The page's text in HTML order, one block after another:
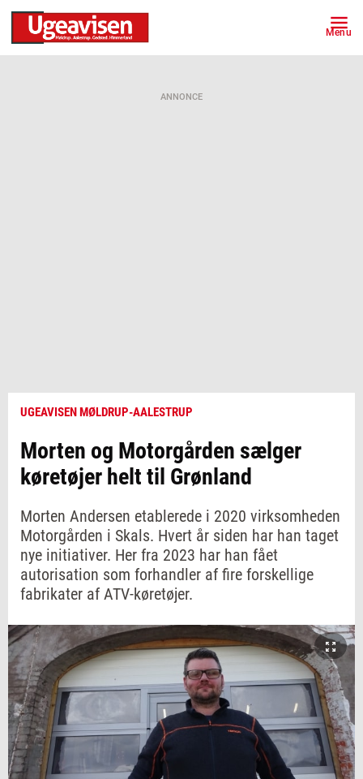
Menu
ANNONCE
UGEAVISEN MØLDRUP-AALESTRUP
Morten og Motorgården sælger
køretøjer helt til Grønland
Morten Andersen etablerede i 2020 virksomheden
Motorgården i Skals. Hvert år siden har han taget
nye initiativer. Her fra 2023 har han fået
autorisation som forhandler af fire forskellige
fabrikater af ATV-køretøjer.